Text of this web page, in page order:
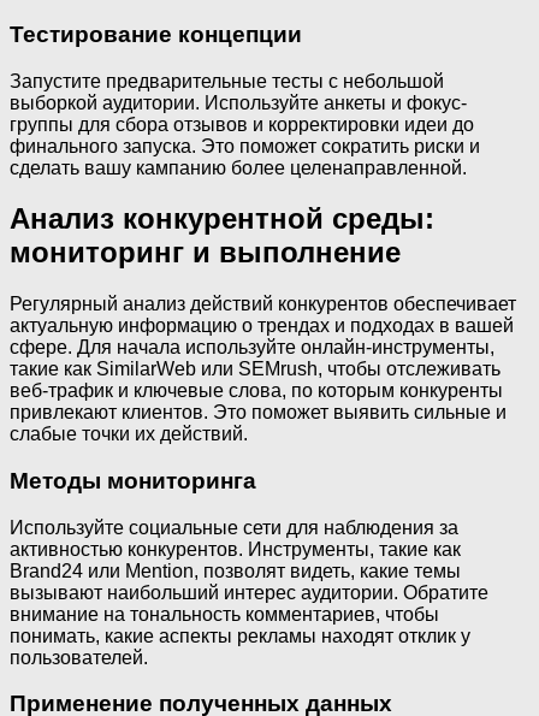
Тестирование концепции
Запустите предварительные тесты с небольшой
выборкой аудитории. Используйте анкеты и фокус-
группы для сбора отзывов и корректировки идеи до
финального запуска. Это поможет сократить риски и
сделать вашу кампанию более целенаправленной.
Анализ конкурентной среды:
мониторинг и выполнение
Регулярный анализ действий конкурентов обеспечивает
актуальную информацию о трендах и подходах в вашей
сфере. Для начала используйте онлайн-инструменты,
такие как SimilarWeb или SEMrush, чтобы отслеживать
веб-трафик и ключевые слова, по которым конкуренты
привлекают клиентов. Это поможет выявить сильные и
слабые точки их действий.
Методы мониторинга
Используйте социальные сети для наблюдения за
активностью конкурентов. Инструменты, такие как
Brand24 или Mention, позволят видеть, какие темы
вызывают наибольший интерес аудитории. Обратите
внимание на тональность комментариев, чтобы
понимать, какие аспекты рекламы находят отклик у
пользователей.
Применение полученных данных